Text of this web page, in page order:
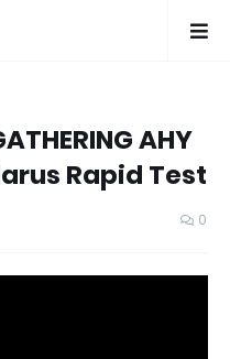
AHY
Rapid Test
0